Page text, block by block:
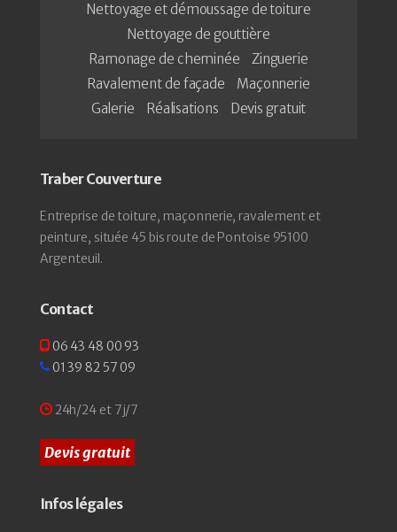
Nettoyage et démoussage de toiture
Nettoyage de gouttière
Ramonage de cheminée
Zinguerie
Ravalement de façade
Maçonnerie
Galerie
Réalisations Devis gratuit
Traber Couverture
Entreprise de toiture, maçonnerie, ravalement et
peinture, située 45 bis route de Pontoise 95100
Argenteuil.
Contact
06 43 48 00 93
01 39 82 57 09
24h/24 et 7j/7
Devis gratuit
Infos légales